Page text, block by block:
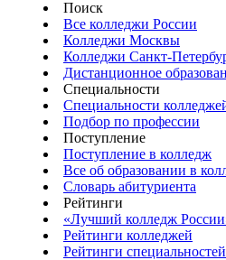
Поиск
Все колледжи России
Колледжи Москвы
Колледжи Санкт-
Дистанционное
Специальности
Специальности
Подбор по профессии
Поступление
Поступление в колледж
Все об образовании в
Словарь абитуриента
Рейтинги
«Лучший колледж
Рейтинги колледжей
Рейтинги специальностей